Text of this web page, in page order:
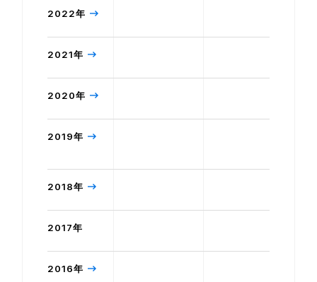
2022年
2021年
2020年
2019年
2018年
2017年
2016年